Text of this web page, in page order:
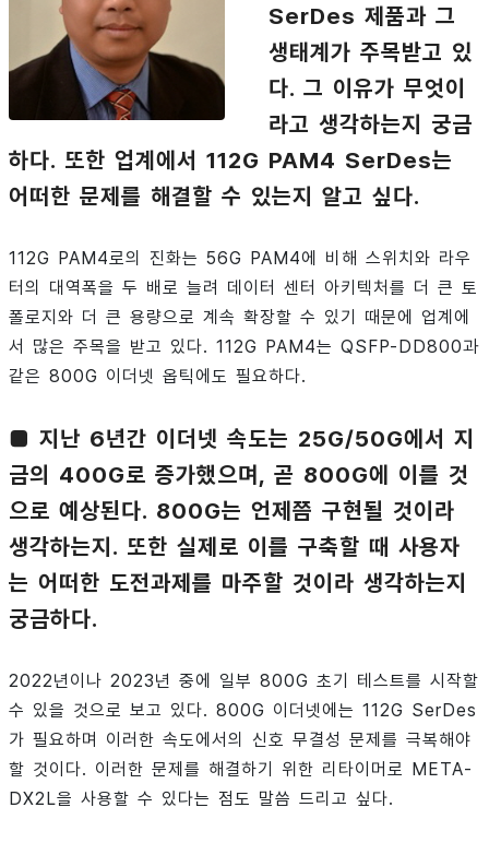
SerDes 제품과 그
생태계가 주목받고 있
다. 그 이유가 무엇이
라고 생각하는지 궁금
하다. 또한 업계에서 112G PAM4 SerDes는
어떠한 문제를 해결할 수 있는지 알고 싶다.
112G PAM4로의 진화는 56G PAM4에 비해 스위치와 라우
터의 대역폭을 두 배로 늘려 데이터 센터 아키텍처를 더 큰 토
폴로지와 더 큰 용량으로 계속 확장할 수 있기 때문에 업계에
서 많은 주목을 받고 있다. 112G PAM4는 QSFP-DD800과
같은 800G 이더넷 옵틱에도 필요하다.
■ 지난 6년간 이더넷 속도는 25G/50G에서 지
금의 400G로 증가했으며, 곧 800G에 이를 것
으로 예상된다. 800G는 언제쯤 구현될 것이라
생각하는지. 또한 실제로 이를 구축할 때 사용자
는 어떠한 도전과제를 마주할 것이라 생각하는지
궁금하다.
2022년이나 2023년 중에 일부 800G 초기 테스트를 시작할
수 있을 것으로 보고 있다. 800G 이더넷에는 112G SerDes
가 필요하며 이러한 속도에서의 신호 무결성 문제를 극복해야
할 것이다. 이러한 문제를 해결하기 위한 리타이머로 META-
DX2L을 사용할 수 있다는 점도 말씀 드리고 싶다.